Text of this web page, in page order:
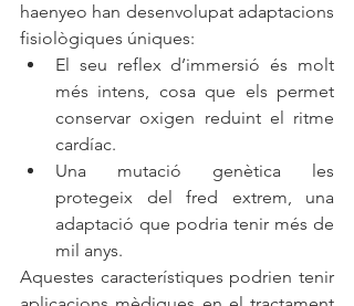
haenyeo han desenvolupat adaptacions
fisiològiques úniques:
El seu reflex d’immersió és molt
més intens, cosa que els permet
conservar oxigen reduint el ritme
cardíac.
Una mutació genètica les
protegeix del fred extrem, una
adaptació que podria tenir més de
mil anys.
Aquestes característiques podrien tenir